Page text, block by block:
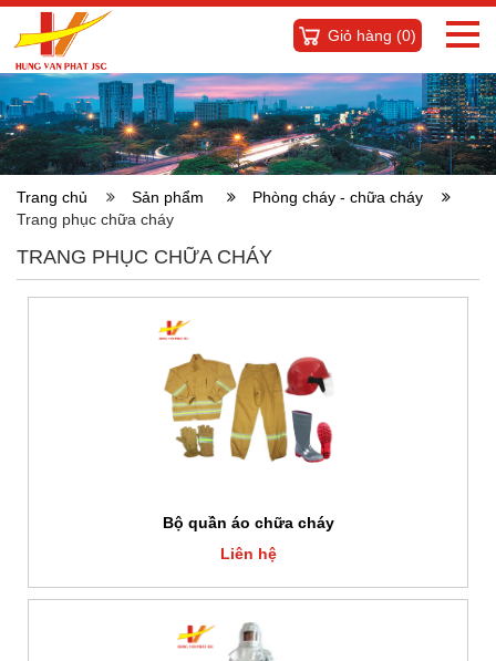
Giỏ hàng (0)
Trang chủ Sản phẩm
Phòng cháy - chữa cháy
Trang phục chữa cháy
TRANG PHỤC CHỮA CHÁY
Bộ quần áo chữa cháy
Liên hệ